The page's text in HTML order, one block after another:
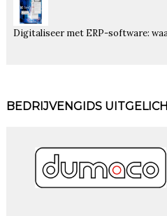
Digitaliseer met ERP-software:
BEDRIJVENGIDS